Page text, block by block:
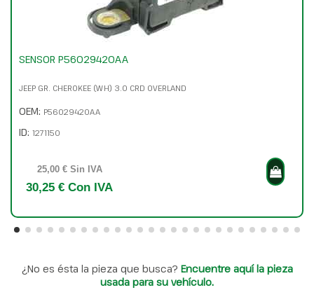
SENSOR P56029420AA
JEEP GR. CHEROKEE (WH) 3.0 CRD OVERLAND
OEM: P56029420AA
ID: 1271150
25,00 € Sin IVA
30,25 € Con IVA
¿No es ésta la pieza que busca? Encuentre aquí la pieza
usada para su vehículo.